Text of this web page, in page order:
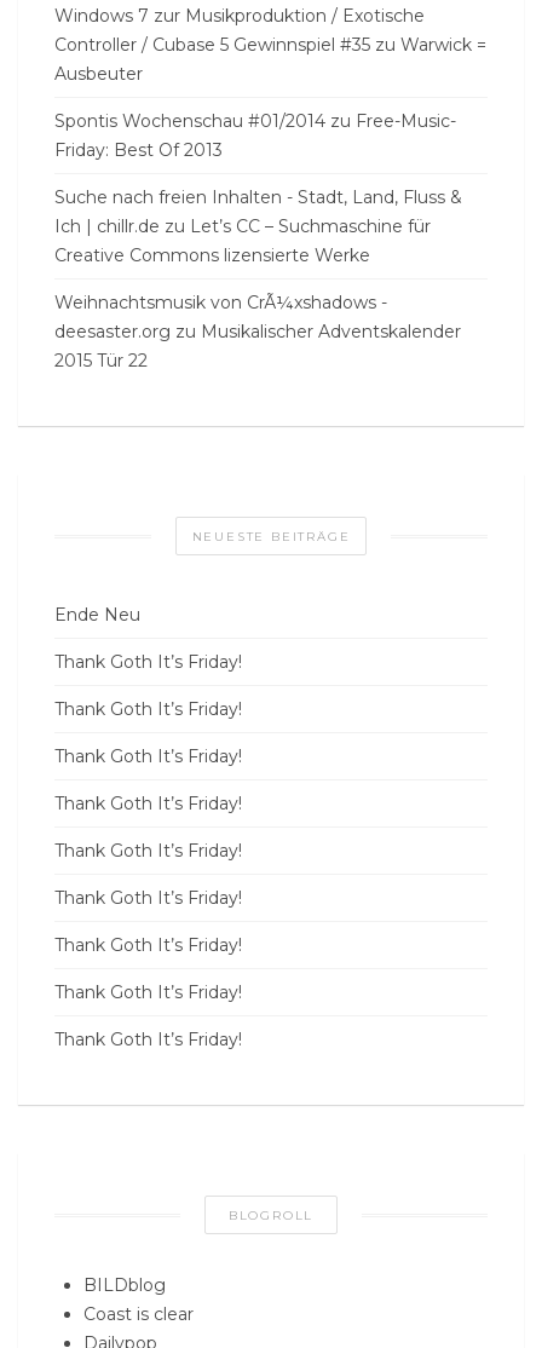
Windows 7 zur Musikproduktion / Exotische
Controller / Cubase 5 Gewinnspiel #35 zu Warwick =
Ausbeuter
Spontis Wochenschau #01/2014 zu Free-Music-
Friday: Best Of 2013
Suche nach freien Inhalten - Stadt, Land, Fluss &
Ich | chillr.de zu Let’s CC – Suchmaschine für
Creative Commons lizensierte Werke
Weihnachtsmusik von CrÃ¼xshadows -
deesaster.org zu Musikalischer Adventskalender
2015 Tür 22
NEUESTE BEITRÄGE
Ende Neu
Thank Goth It’s Friday!
Thank Goth It’s Friday!
Thank Goth It’s Friday!
Thank Goth It’s Friday!
Thank Goth It’s Friday!
Thank Goth It’s Friday!
Thank Goth It’s Friday!
Thank Goth It’s Friday!
Thank Goth It’s Friday!
BLOGROLL
BILDblog
Coast is clear
Dailypop